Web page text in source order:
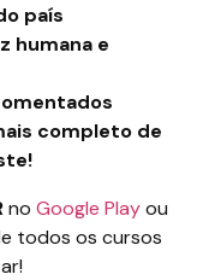
país
humana e
completo de
noGoogle Playou
todos os cursos